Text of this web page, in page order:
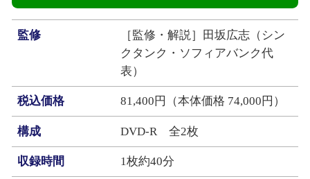
監修
［監修・解説］田坂広志（シン
クタンク・ソフィアバンク代
表）
税込価格 81,400円（本体価格 74,000円）
構成 DVD‐R 全2枚
収録時間 1枚約40分